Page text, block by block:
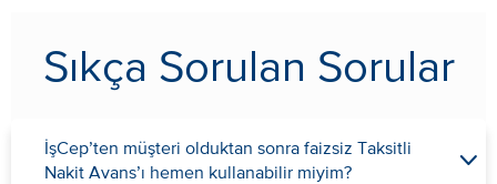
Sıkça Sorulan Sorular
İşCep’ten müşteri olduktan sonra faizsiz Taksitli
Nakit Avans’ı hemen kullanabilir miyim?